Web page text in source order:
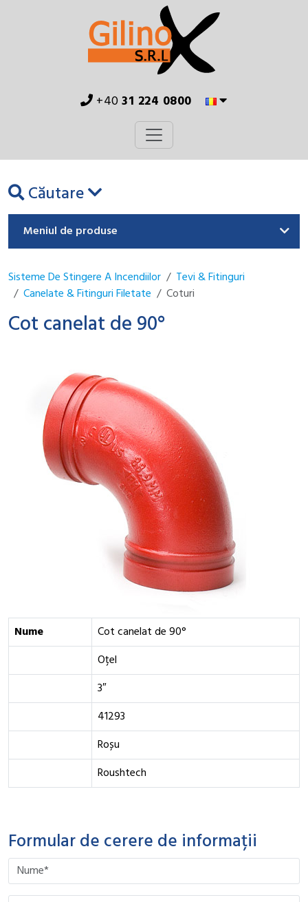
+4031 224 0800
Căutare
Meniul de produse
Sisteme De Stingere A Incendiilor
Tevi & Fitinguri
Canelate & Fitinguri Filetate
Coturi
Cot canelat de 90°
Nume
Cot canelat de 90°
Oțel
3″
41293
Roșu
Roushtech
Formular de cerere de informații
Please leave this field empty.
Please leave this field empty.
Please leave this field empty.
Please leave this field empty.